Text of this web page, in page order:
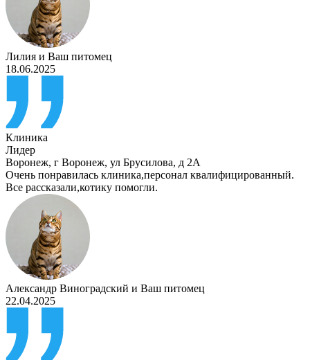
Лилия и Ваш питомец
18.06.2025
Клиника
Лидер
Воронеж, г Воронеж, ул Брусилова, д 2А
Очень понравилась клиника,персонал квалифицированный.
Все рассказали,котику помогли.
Александр Виноградский и Ваш питомец
22.04.2025